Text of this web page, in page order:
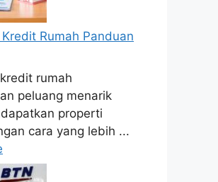
Rumah Panduan
rumah
peluang menarik
properti
cara yang lebih ...